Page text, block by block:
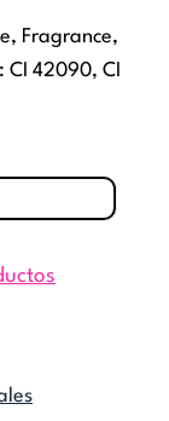
Fragrance,
CI 42090, CI